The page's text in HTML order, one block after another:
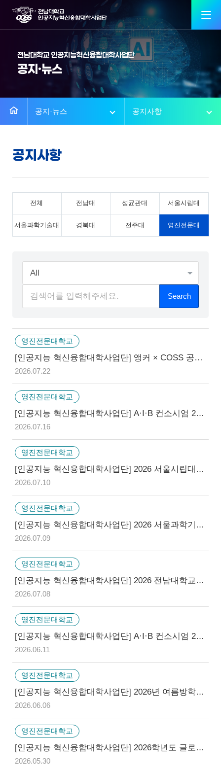
전남대학교 인공지능혁신융합대학사업단
공지·뉴스
공지·뉴스 공지사항
공지사항
전체 전남대 성균관대 서울시립대
서울과학기술대 경북대 전주대 영진전문대
All
Search
영진전문대학교
[인공지능 혁신융합대학사업단] 앵커 × COSS 공유대학 융합 해커톤 (~7/24)
2026.07.22
영진전문대학교
[인공지능 혁신융합대학사업단] A·I·B 컨소시엄 2026 하계 기업-학생 제안 비교과 프로그램 2차 모집 (~07.31.)
2026.07.16
영진전문대학교
[인공지능 혁신융합대학사업단] 2026 서울시립대학교 학점 교류 안내 (2학기)(~07/16 14:00)
2026.07.10
영진전문대학교
[인공지능 혁신융합대학사업단] 2026 서울과학기술대학교 학점 교류 안내 (2학기) (~7/23 14:00)
2026.07.09
영진전문대학교
[인공지능 혁신융합대학사업단] 2026 전남대학교 학점 교류 안내 (2학기) (~7/9 14:00)
2026.07.08
영진전문대학교
[인공지능 혁신융합대학사업단] A·I·B 컨소시엄 2026 하계 기업-학생 제안 비교과 프로그램 1차 모집 (~06.26.)
2026.06.11
영진전문대학교
[인공지능 혁신융합대학사업단] 2026년 여름방학 AI교육캠프 및 경진대회 개최 모집 안내 (~06/12)
2026.06.06
영진전문대학교
[인공지능 혁신융합대학사업단] 2026학년도 글로벌 AI 인재양성 해외연수(말레이시아) 참가자 모집 (마감)
2026.05.30